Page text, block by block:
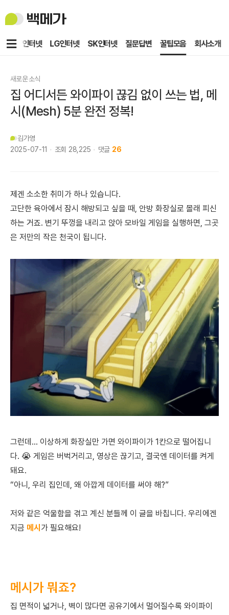
백
메
KT인터넷 LG인터넷 SK인터넷 질문답변 꿀팁모음 회사소개
메
새로운 소식
집 어디서든 와이파이 끊김 없이 쓰는 법, 메
시(Mesh) 5분 완전 정복!
김가영
2025-07-11
조회 28,225 댓글 26
제겐 소소한 취미가 하나 있습니다.
고단한 육아에서 잠시 해방되고 싶을 때, 안방 화장실로 몰래 피신
하는 거죠. 변기 뚜껑을 내리고 앉아 모바일 게임을 실행하면, 그곳
은 저만의 작은 천국이 됩니다.
그런데... 이상하게 화장실만 가면 와이파이가 1칸으로 떨어집니
다. 😭 게임은 버벅거리고, 영상은 끊기고, 결국엔 데이터를 켜게
돼요.
“아니, 우리 집인데, 왜 아깝게 데이터를 써야 해?”
저와 같은 억울함을 겪고 계신 분들께 이 글을 바칩니다. 우리에겐
지금 메시 가 필요해요!
메시가 뭐죠?
집 면적이 넓거나, 벽이 많다면 공유기에서 멀어질수록 와이파이